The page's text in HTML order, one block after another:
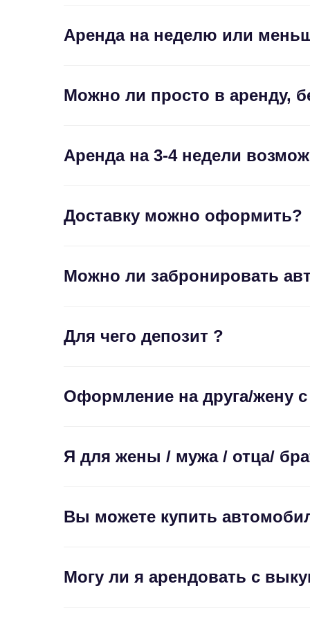
Аренда на неделю или
Можно ли просто в аренду,
Аренда на 3-4 недели
Доставку можно оформить?
Можно ли забронировать
Для чего депозит ?
Оформление на друга/жену
Я для жены / мужа / отца/
Вы можете купить
Могу ли я арендовать с